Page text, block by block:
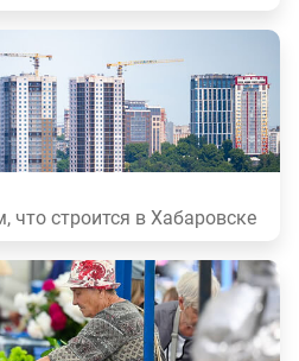
что строится в Хабаровске